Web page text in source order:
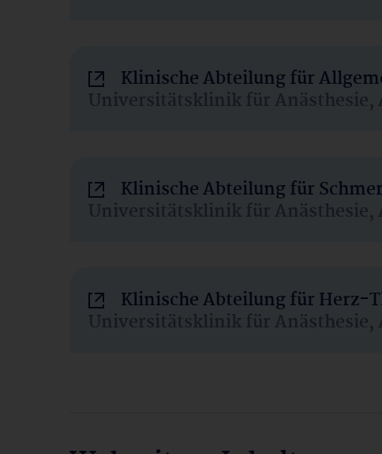
Klinische Abteilung für
Universitätsklinik für Anästhesie,
Klinische Abteilung für
Universitätsklinik für Anästhesie,
Klinische Abteilung für Herz-
Universitätsklinik für Anästhesie,